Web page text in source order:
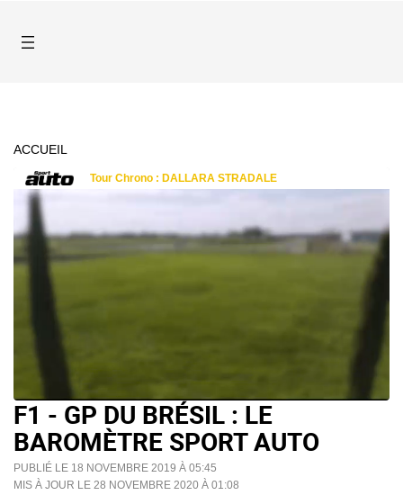
ACCUEIL
F1 - GP DU BRÉSIL : LE
BAROMÈTRE SPORT AUTO
PUBLIÉ LE 18 NOVEMBRE 2019 À 05:45
MIS À JOUR LE 28 NOVEMBRE 2020 À 01:08